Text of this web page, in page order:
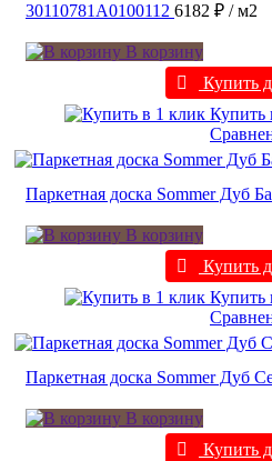
30110781A0100112 6182 ₽ / м2
В корзину
Купить
Купить
Паркетная доска Sommer Дуб
В корзину
Купить
Купить
Паркетная доска Sommer Дуб
В корзину
Купить